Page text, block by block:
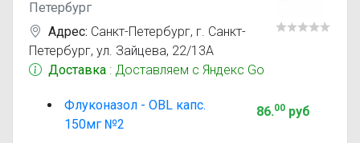
Петербург
Адрес: Санкт-Петербург, г. Санкт-
Петербург, ул. Зайцева, 22/13А
Доставка : Доставляем с Яндекс Go
Флуконазол - OBL капс.
150мг №2
86.00руб